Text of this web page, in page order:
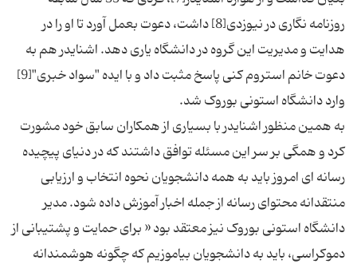
روزنامه نگاری در نیوزدی[8] داشت، دعوت بعمل آورد تا او را در
هدایت و مدیریت این گروه در دانشگاه یاری دهد. اشنایدر هم به
دعوت خانم استروم کنی پاسخ مثبت داد و با ایده "سواد خبری"[9]
به همین منظور اشنایدر با بسیاری از همکاران سابق خود مشورت
کرد و همگی بر سر این مسئله توافق داشتند که در دنیای پیچیده
رسانه ای امروز باید به همه دانشجویان نحوه انتخاب و ارزیابی
منتقدانه محتوای رسانه از جمله اخبار آموزش داده شود. مدیر
دانشگاه استونی بوروک نیز معتقد بود « برای حمایت و پشتیبانی از
دموکراسی، باید به دانشجویان بیاموزیم که چگونه هوشمندانه